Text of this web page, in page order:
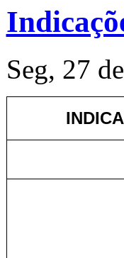
Seg, 27